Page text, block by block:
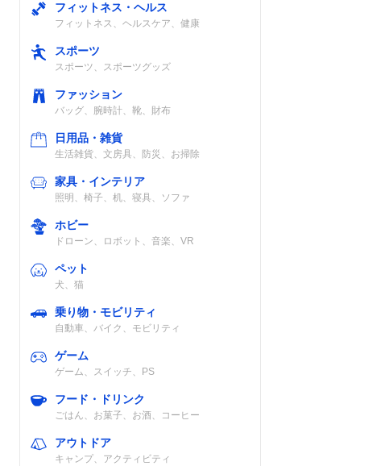
フィットネス・ヘルス
フィットネス、ヘルスケア、健康
スポーツ
スポーツ、スポーツグッズ
ファッション
バッグ、腕時計、靴、財布
日用品・雑貨
生活雑貨、文房具、防災、お掃除
家具・インテリア
照明、椅子、机、寝具、ソファ
ホビー
ドローン、ロボット、音楽、VR
ペット
犬、猫
乗り物・モビリティ
自動車、バイク、モビリティ
ゲーム
ゲーム、スイッチ、PS
フード・ドリンク
ごはん、お菓子、お酒、コーヒー
アウトドア
キャンプ、アクティビティ